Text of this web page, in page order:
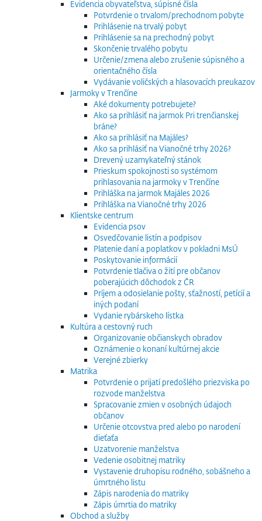
Evidencia obyvateľstva, súpisné čísla
Potvrdenie o trvalom/prechodnom pobyte
Prihlásenie na trvalý pobyt
Prihlásenie sa na prechodný pobyt
Skončenie trvalého pobytu
Určenie/zmena alebo zrušenie súpisného a
orientačného čísla
Vydávanie voličských a hlasovacích preukazov
Jarmoky v Trenčíne
Aké dokumenty potrebujete?
Ako sa prihlásiť na jarmok Pri trenčianskej
bráne?
Ako sa prihlásiť na Majáles?
Ako sa prihlásiť na Vianočné trhy 2026?
Drevený uzamykateľný stánok
Prieskum spokojnosti so systémom
prihlasovania na jarmoky v Trenčíne
Prihláška na jarmok Majáles 2026
Prihláška na Vianočné trhy 2026
Klientske centrum
Evidencia psov
Osvedčovanie listín a podpisov
Platenie daní a poplatkov v pokladni MsÚ
Poskytovanie informácií
Potvrdenie tlačiva o žití pre občanov
poberajúcich dôchodok z ČR
Príjem a odosielanie pošty, sťažností, petícií a
iných podaní
Vydanie rybárskeho lístka
Kultúra a cestovný ruch
Organizovanie občianskych obradov
Oznámenie o konaní kultúrnej akcie
Verejné zbierky
Matrika
Potvrdenie o prijatí predošlého priezviska po
rozvode manželstva
Spracovanie zmien v osobných údajoch
občanov
Určenie otcovstva pred alebo po narodení
dieťaťa
Uzatvorenie manželstva
Vedenie osobitnej matriky
Vystavenie druhopisu rodného, sobášneho a
úmrtného listu
Zápis narodenia do matriky
Zápis úmrtia do matriky
Obchod a služby